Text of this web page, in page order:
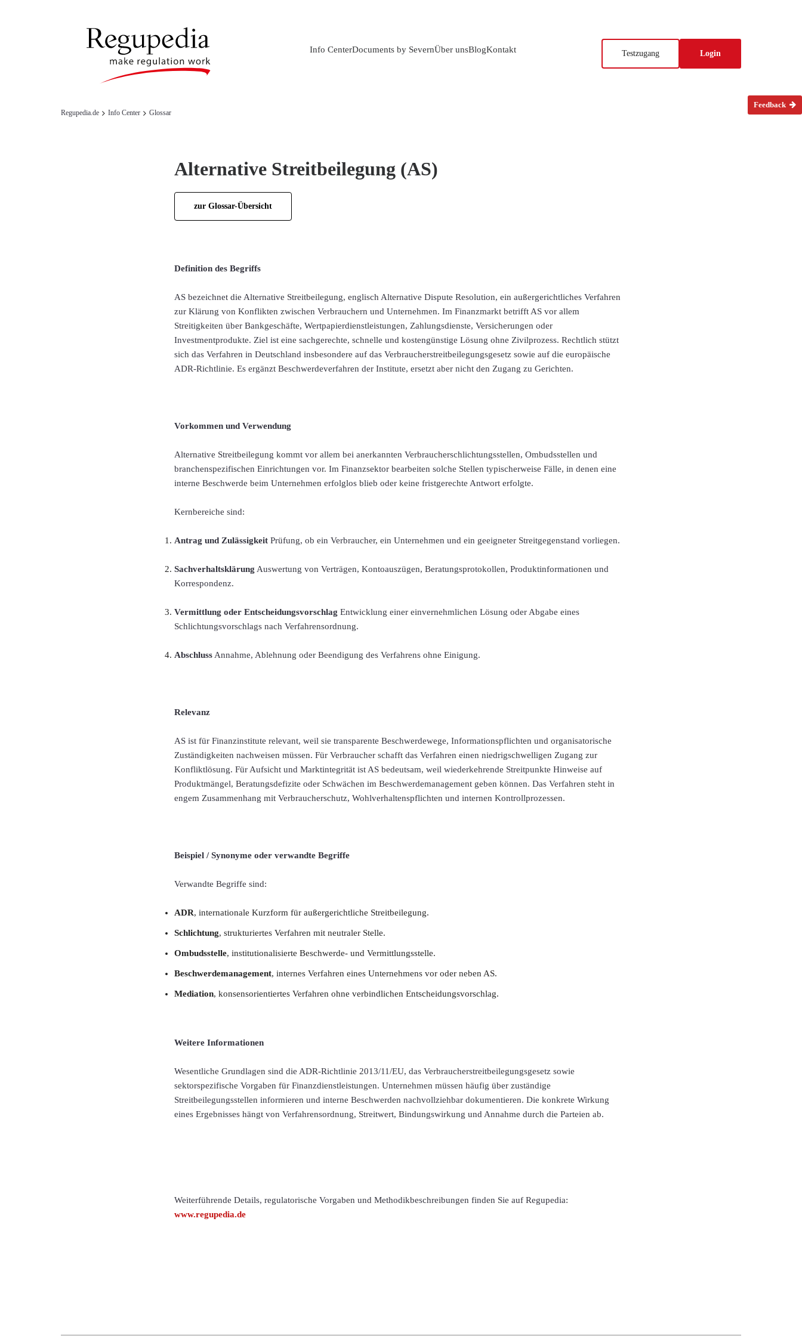
Testzugang Login
Info CenterDocuments by SevernÜber unsBlogKontakt
Regupedia.de Info Center Glossar
Feedback
Alternative Streitbeilegung (AS)
zur Glossar-Übersicht
Definition des Begriffs
AS bezeichnet die Alternative Streitbeilegung, englisch Alternative Dispute Resolution, ein außergerichtliches Verfahren
zur Klärung von Konflikten zwischen Verbrauchern und Unternehmen. Im Finanzmarkt betrifft AS vor allem
Streitigkeiten über Bankgeschäfte, Wertpapierdienstleistungen, Zahlungsdienste, Versicherungen oder
Investmentprodukte. Ziel ist eine sachgerechte, schnelle und kostengünstige Lösung ohne Zivilprozess. Rechtlich stützt
sich das Verfahren in Deutschland insbesondere auf das Verbraucherstreitbeilegungsgesetz sowie auf die europäische
ADR-Richtlinie. Es ergänzt Beschwerdeverfahren der Institute, ersetzt aber nicht den Zugang zu Gerichten.
Vorkommen und Verwendung
Alternative Streitbeilegung kommt vor allem bei anerkannten Verbraucherschlichtungsstellen, Ombudsstellen und
branchenspezifischen Einrichtungen vor. Im Finanzsektor bearbeiten solche Stellen typischerweise Fälle, in denen eine
interne Beschwerde beim Unternehmen erfolglos blieb oder keine fristgerechte Antwort erfolgte.
Kernbereiche sind:
Antrag und Zulässigkeit Prüfung, ob ein Verbraucher, ein Unternehmen und ein geeigneter Streitgegenstand vorliegen.
Sachverhaltsklärung Auswertung von Verträgen, Kontoauszügen, Beratungsprotokollen, Produktinformationen und
Korrespondenz.
Vermittlung oder Entscheidungsvorschlag Entwicklung einer einvernehmlichen Lösung oder Abgabe eines
Schlichtungsvorschlags nach Verfahrensordnung.
Abschluss Annahme, Ablehnung oder Beendigung des Verfahrens ohne Einigung.
Relevanz
AS ist für Finanzinstitute relevant, weil sie transparente Beschwerdewege, Informationspflichten und organisatorische
Zuständigkeiten nachweisen müssen. Für Verbraucher schafft das Verfahren einen niedrigschwelligen Zugang zur
Konfliktlösung. Für Aufsicht und Marktintegrität ist AS bedeutsam, weil wiederkehrende Streitpunkte Hinweise auf
Produktmängel, Beratungsdefizite oder Schwächen im Beschwerdemanagement geben können. Das Verfahren steht in
engem Zusammenhang mit Verbraucherschutz, Wohlverhaltenspflichten und internen Kontrollprozessen.
Beispiel / Synonyme oder verwandte Begriffe
Verwandte Begriffe sind:
ADR, internationale Kurzform für außergerichtliche Streitbeilegung.
Schlichtung, strukturiertes Verfahren mit neutraler Stelle.
Ombudsstelle, institutionalisierte Beschwerde- und Vermittlungsstelle.
Beschwerdemanagement, internes Verfahren eines Unternehmens vor oder neben AS.
Mediation, konsensorientiertes Verfahren ohne verbindlichen Entscheidungsvorschlag.
Weitere Informationen
Wesentliche Grundlagen sind die ADR-Richtlinie 2013/11/EU, das Verbraucherstreitbeilegungsgesetz sowie
sektorspezifische Vorgaben für Finanzdienstleistungen. Unternehmen müssen häufig über zuständige
Streitbeilegungsstellen informieren und interne Beschwerden nachvollziehbar dokumentieren. Die konkrete Wirkung
eines Ergebnisses hängt von Verfahrensordnung, Streitwert, Bindungswirkung und Annahme durch die Parteien ab.
Weiterführende Details, regulatorische Vorgaben und Methodikbeschreibungen finden Sie auf Regupedia:
www.regupedia.de